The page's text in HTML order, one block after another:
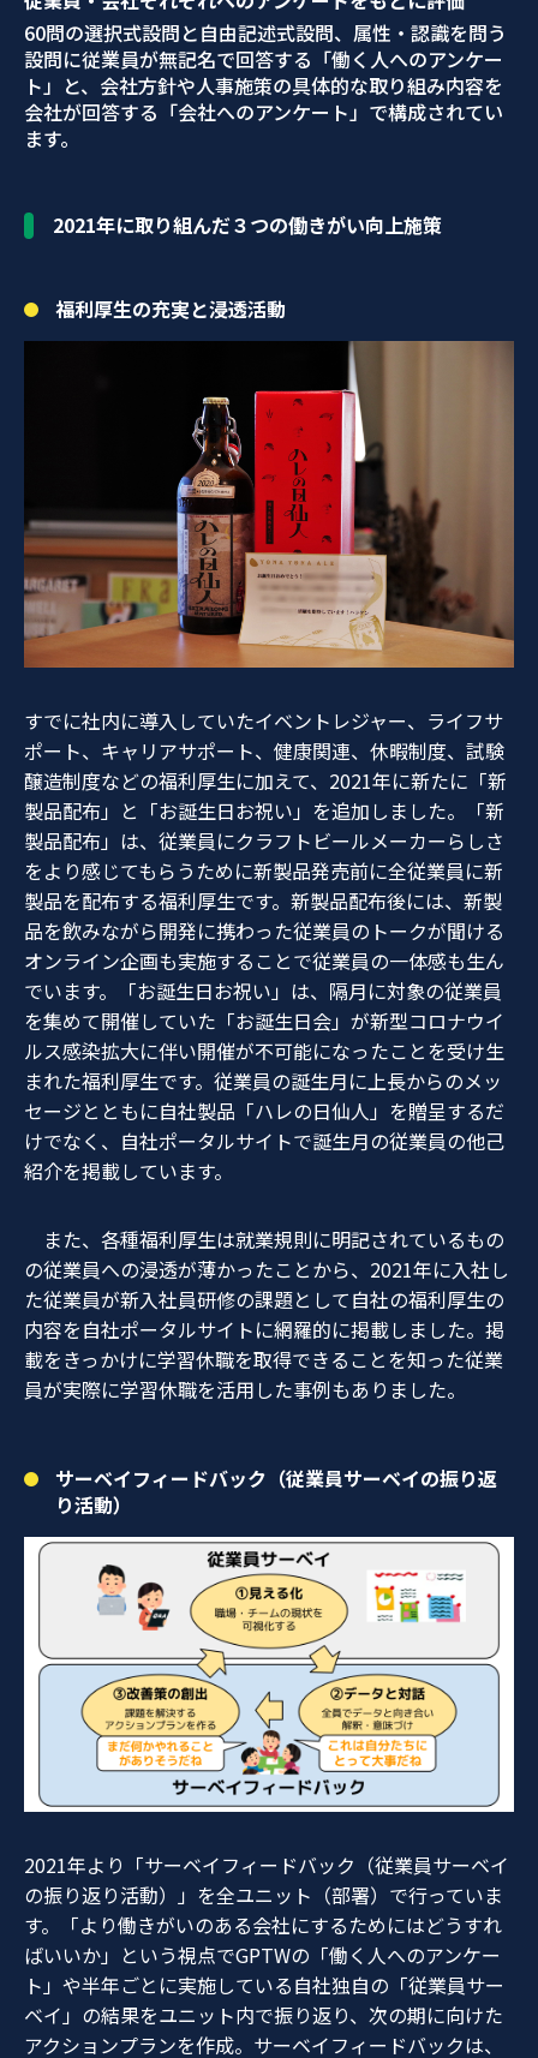
60問の選択式設問と自由記述式設問、属性・認識を問う
設問に従業員が無記名で回答する「働く人へのアンケー
ト」と、会社方針や人事施策の具体的な取り組み内容を
会社が回答する「会社へのアンケート」で構成されてい
ます。
2021年に取り組んだ３つの働きがい向上施策
福利厚生の充実と浸透活動
すでに社内に導入していたイベントレジャー、ライフサ
ポート、キャリアサポート、健康関連、休暇制度、試験
醸造制度などの福利厚生に加えて、2021年に新たに「新
製品配布」と「お誕生日お祝い」を追加しました。「新
製品配布」は、従業員にクラフトビールメーカーらしさ
をより感じてもらうために新製品発売前に全従業員に新
製品を配布する福利厚生です。新製品配布後には、新製
品を飲みながら開発に携わった従業員のトークが聞ける
オンライン企画も実施することで従業員の一体感も生ん
でいます。「お誕生日お祝い」は、隔月に対象の従業員
を集めて開催していた「お誕生日会」が新型コロナウイ
ルス感染拡大に伴い開催が不可能になったことを受け生
まれた福利厚生です。従業員の誕生月に上長からのメッ
セージとともに自社製品「ハレの日仙人」を贈呈するだ
けでなく、自社ポータルサイトで誕生月の従業員の他己
紹介を掲載しています。
また、各種福利厚生は就業規則に明記されているもの
の従業員への浸透が薄かったことから、2021年に入社し
た従業員が新入社員研修の課題として自社の福利厚生の
内容を自社ポータルサイトに網羅的に掲載しました。掲
載をきっかけに学習休職を取得できることを知った従業
員が実際に学習休職を活用した事例もありました。
サーベイフィードバック（従業員サーベイの振り返
り活動）
2021年より「サーベイフィードバック（従業員サーベイ
の振り返り活動）」を全ユニット（部署）で行っていま
す。「より働きがいのある会社にするためにはどうすれ
ばいいか」という視点でGPTWの「働く人へのアンケー
ト」や半年ごとに実施している自社独自の「従業員サー
ベイ」の結果をユニット内で振り返り、次の期に向けた
アクションプランを作成。サーベイフィードバックは、